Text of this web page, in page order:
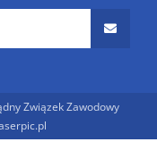
Związek Zawodowy